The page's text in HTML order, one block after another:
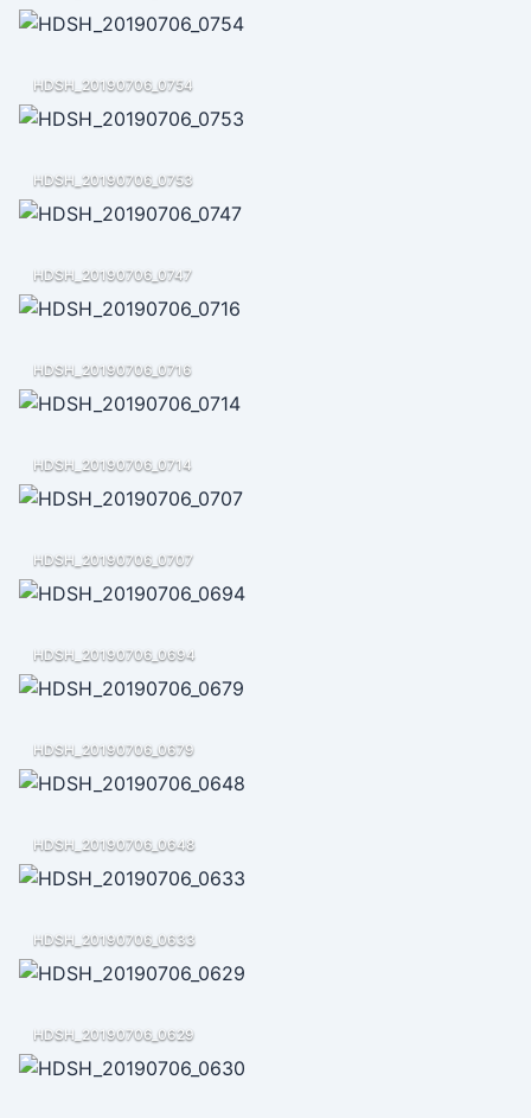
HDSH_20190706_0754
HDSH_20190706_0753
HDSH_20190706_0747
HDSH_20190706_0716
HDSH_20190706_0714
HDSH_20190706_0707
HDSH_20190706_0694
HDSH_20190706_0679
HDSH_20190706_0648
HDSH_20190706_0633
HDSH_20190706_0629